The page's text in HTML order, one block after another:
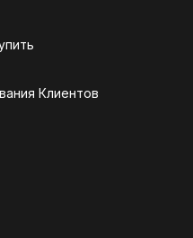
Клиентов